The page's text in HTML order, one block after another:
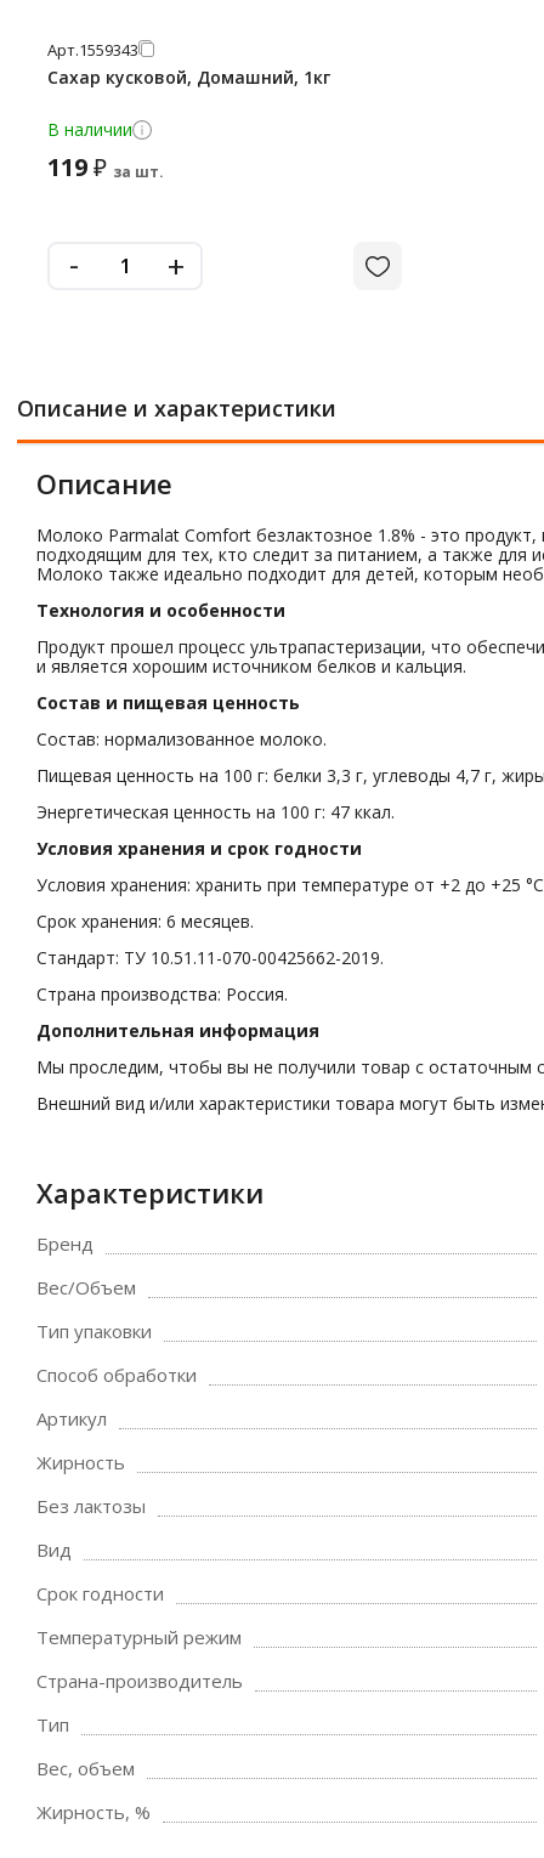
Арт.1559343
Сахар кусковой, Домашний, 1кг
В наличии
119₽ за шт.
- +
Описание и характеристики
Описание
Молоко Parmalat Comfort безлактозное 1.8% - это
подходящим для тех, кто следит за питанием, а также для
Молоко также идеально подходит для детей, которым
Технология и особенности
Продукт прошел процесс ультрапастеризации, что
и является хорошим источником белков и кальция.
Состав и пищевая ценность
Состав: нормализованное молоко.
Пищевая ценность на 100 г: белки 3,3 г, углеводы 4,7 г,
Энергетическая ценность на 100 г: 47 ккал.
Условия хранения и срок годности
Условия хранения: хранить при температуре от +2 до +25
Срок хранения: 6 месяцев.
Стандарт: ТУ 10.51.11-070-00425662-2019.
Страна производства: Россия.
Дополнительная информация
Мы проследим, чтобы вы не получили товар с остаточным
Внешний вид и/или характеристики товара могут быть
Характеристики
Бренд
Вес/Объем
Тип упаковки
Способ обработки
Артикул
Жирность
Без лактозы
Вид
Срок годности
Температурный режим
Страна-производитель
Тип
Вес, объем
Жирность, %